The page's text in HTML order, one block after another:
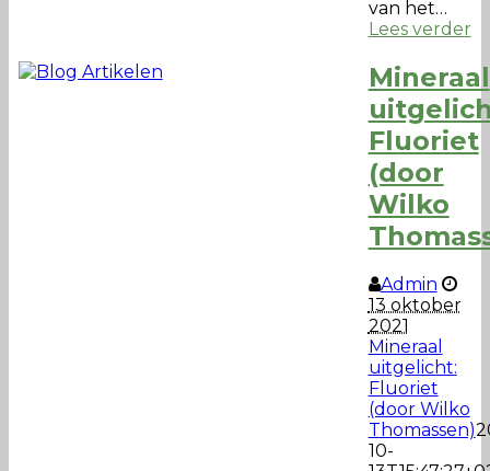
van het…
Lees verder
Mineraal
Fluoriet
(door
Wilko
Admin
13 oktober
2021
Mineraal
uitgelicht:
Fluoriet
(door Wilko
Thomassen)
10-